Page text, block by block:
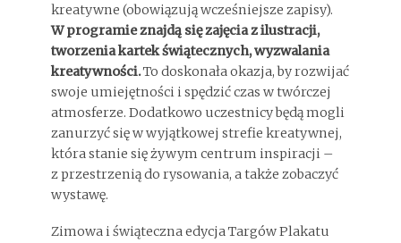
kreatywne (obowiązują wcześniejsze zapisy).
W programie znajdą się zajęcia z ilustracji,
tworzenia kartek świątecznych, wyzwalania
kreatywności.To doskonała okazja, by rozwijać
swoje umiejętności i spędzić czas w twórczej
atmosferze. Dodatkowo uczestnicy będą mogli
zanurzyć się w wyjątkowej strefie kreatywnej,
która stanie się żywym centrum inspiracji –
z przestrzenią do rysowania, a także zobaczyć
wystawę.
Zimowa i świąteczna edycja Targów Plakatu